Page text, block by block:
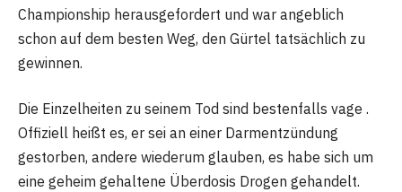
Championship herausgefordert und war angeblich
schon auf dem besten Weg, den Gürtel tatsächlich zu
gewinnen.
Die Einzelheiten zu seinem Tod sind bestenfalls vage .
Offiziell heißt es, er sei an einer Darmentzündung
gestorben, andere wiederum glauben, es habe sich um
eine geheim gehaltene Überdosis Drogen gehandelt.